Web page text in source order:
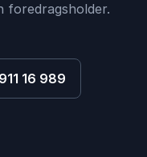
foredragsholder.
911 16 989